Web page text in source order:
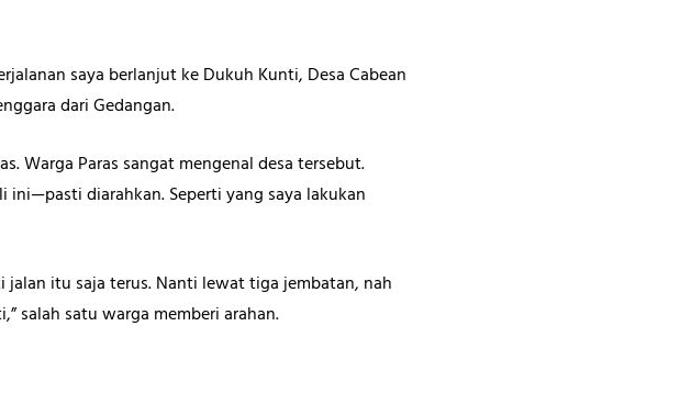
saya berlanjut ke Dukuh Kunti, Desa Cabean
dari Gedangan.
Warga Paras sangat mengenal desa tersebut.
diarahkan. Seperti yang saya lakukan
jalan itu saja terus. Nanti lewat tiga jembatan, nah
salah satu warga memberi arahan.